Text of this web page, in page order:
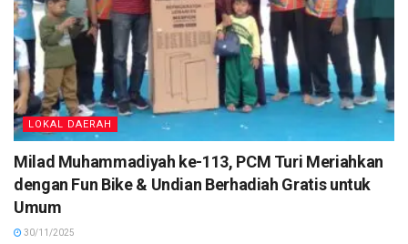
LOKAL DAERAH
Milad Muhammadiyah ke-113, PCM Turi Meriahkan
dengan Fun Bike & Undian Berhadiah Gratis untuk
Umum
30/11/2025